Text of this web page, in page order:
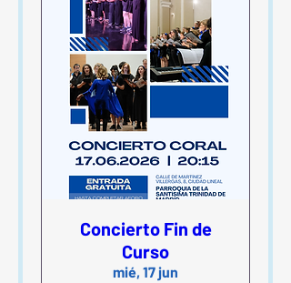
Concierto Fin de
Curso
mié, 17 jun